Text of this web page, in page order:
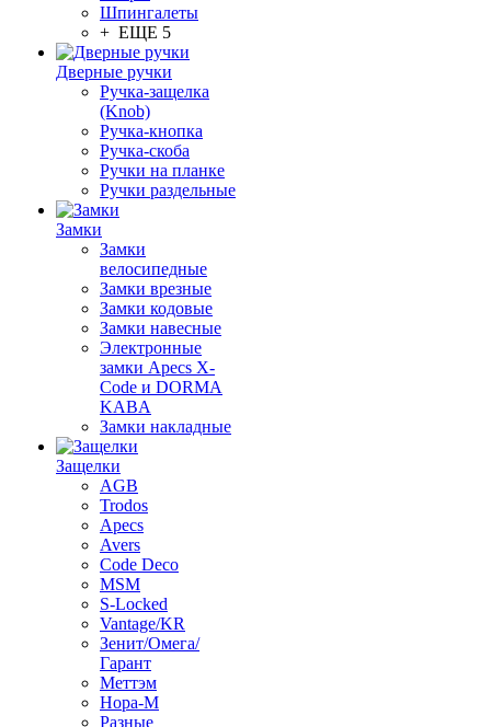
Шпингалеты
+ ЕЩЕ 5
Дверные ручки
Ручка-защелка
(Knob)
Ручка-кнопка
Ручка-скоба
Ручки на планке
Ручки раздельные
Замки
Замки
велосипедные
Замки врезные
Замки кодовые
Замки навесные
Электронные
замки Apecs X-
Code и DORMA
KABA
Замки накладные
Защелки
AGB
Trodos
Apecs
Avers
Code Deco
MSM
S-Locked
Vantage/KR
Зенит/Омега/
Гарант
Меттэм
Нора-М
Разные